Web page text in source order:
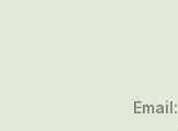
Email: